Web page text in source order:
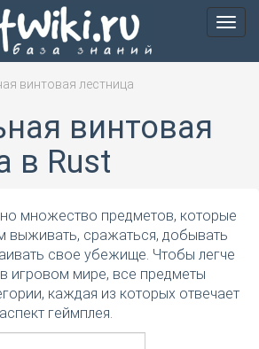
Меню
винтовая лестница
винтовая
в Rust
множество предметов, которые
выживать, сражаться, добывать
свое убежище. Чтобы легче
игровом мире, все предметы
каждая из которых отвечает
геймплея.